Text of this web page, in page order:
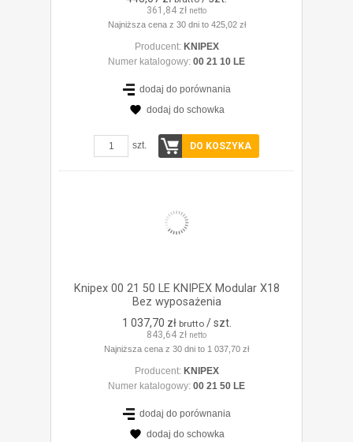
361,84 zł netto
Najniższa cena z 30 dni to 425,02 zł
Producent: KNIPEX
Numer katalogowy: 00 21 10 LE
dodaj do porównania
dodaj do schowka
szt. DO KOSZYKA
Knipex 00 21 50 LE KNIPEX Modular X18
Bez wyposażenia
1 037,70 zł brutto / szt.
843,64 zł netto
Najniższa cena z 30 dni to 1 037,70 zł
Producent: KNIPEX
Numer katalogowy: 00 21 50 LE
dodaj do porównania
dodaj do schowka